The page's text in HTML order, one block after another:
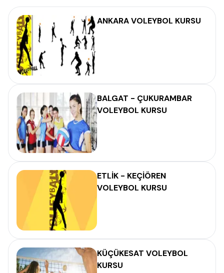
ANKARA VOLEYBOL KURSU
BALGAT - ÇUKURAMBAR
VOLEYBOL KURSU
ETLİK - KEÇİÖREN
VOLEYBOL KURSU
KÜÇÜKESAT VOLEYBOL
KURSU